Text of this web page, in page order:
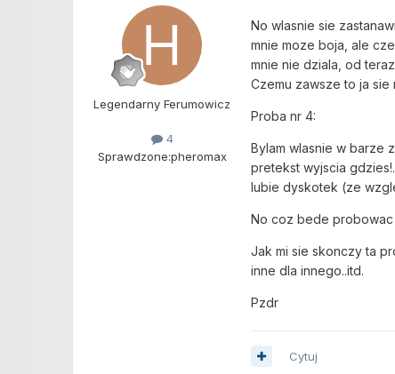
Legendarny Ferumowicz
4
Sprawdzone:pheromax
No wlasnie sie
mnie moze boja, ale
mnie nie dziala, od
Czemu zawsze to ja
Proba nr 4:
Bylam wlasnie w barze
pretekst wyjscia
lubie dyskotek (ze
No coz bede probowac
Jak mi sie skonczy ta
inne dla innego..itd.
Pzdr
Cytuj